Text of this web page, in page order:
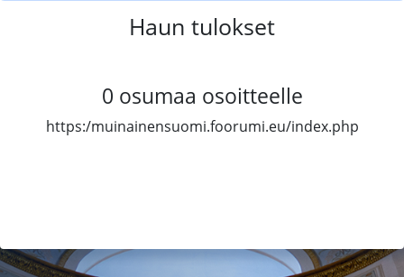
Haun tulokset
0 osumaa osoitteelle
https:/muinainensuomi.foorumi.eu/index.php